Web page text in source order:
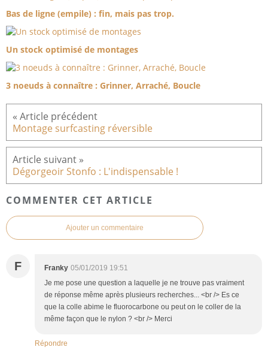
Bas de ligne (empile) : fin, mais pas trop.
Un stock optimisé de montages
3 noeuds à connaître : Grinner, Arraché, Boucle
Montage surfcasting réversible
Dégorgeoir Stonfo : L'indispensable !
COMMENTER CET ARTICLE
Ajouter un commentaire
F Franky 05/01/2019 19:51
Je me pose une question a laquelle je ne trouve pas vraiment
de réponse même après plusieurs recherches... <br /> Es ce
que la colle abime le fluorocarbone ou peut on le coller de la
même façon que le nylon ? <br /> Merci
Répondre